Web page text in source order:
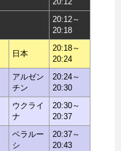
20:12～
20:18
日本
20:18～
20:24
アルゼン
チン
20:24～
20:30
ウクライ
ナ
20:30～
20:37
ベラルー
シ
20:37～
20:43